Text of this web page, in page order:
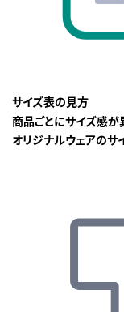
サイズ表の見方
商品ごとにサイズ感が
オリジナルウェアのサ